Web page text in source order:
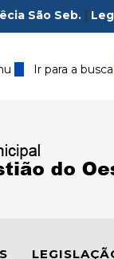
São Seb. |
2 Ir para a